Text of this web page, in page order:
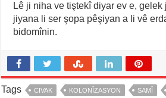
Lê ji niha ve tiştekî diyar ev e,
jiyana li ser şopa pêşiyan a li vê
bidomînin.
Tags CIVAK KOLONÎZASYON SAMÎ